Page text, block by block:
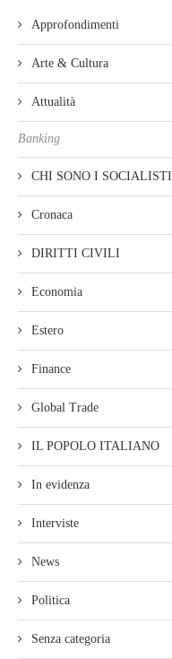
Approfondimenti
Arte & Cultura
Attualità
Banking
CHI SONO I SOCIALISTI
Cronaca
DIRITTI CIVILI
Economia
Estero
Finance
Global Trade
IL POPOLO ITALIANO
In evidenza
Interviste
News
Politica
Senza categoria